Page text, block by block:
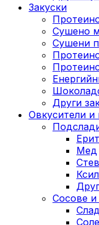
3акуски
Сушено
Сушени
Други
Овкусители и
Мед
Сосове